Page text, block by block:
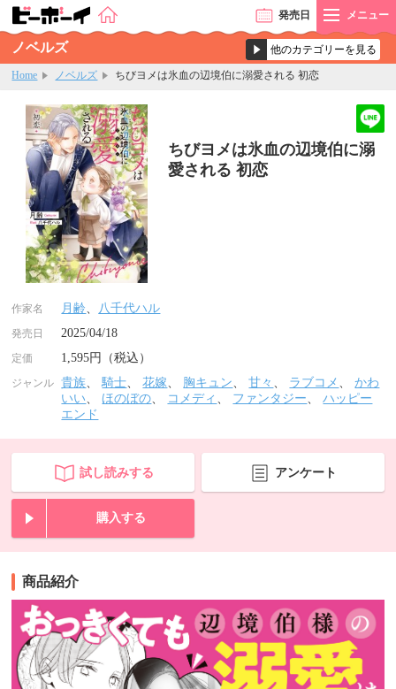
発売日 メニュー
ノベルズ
Home ノベルズ ちびヨメは氷血の辺境伯に溺愛される 初恋
ちびヨメは氷血の辺境伯に溺
愛される 初恋
作家名 月齢、 八千代ハル
発売日 2025/04/18
定価 1,595円（税込）
ジャンル 貴族、騎士、花嫁、 胸キュン、甘々 、 ラブコメ 、かわ
いい、ほのぼの、 コメディ 、 ファンタジー、ハッピー
エンド
試し読みする アンケート
購入する
商品紹介